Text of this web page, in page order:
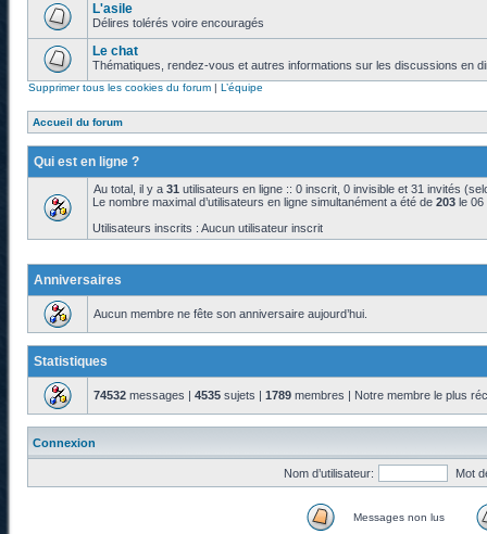
L'asile
Délires tolérés voire encouragés
Le chat
Thématiques, rendez-vous et autres informations sur les discussions en
Supprimer tous les cookies du forum | L’équipe
Accueil du forum
Qui est en ligne ?
Au total, il y a 31 utilisateurs en ligne :: 0 inscrit, 0 invisible et 31 invités
Le nombre maximal d’utilisateurs en ligne simultanément a été de 203 le 06
Utilisateurs inscrits : Aucun utilisateur inscrit
Anniversaires
Aucun membre ne fête son anniversaire aujourd’hui.
Statistiques
74532 messages | 4535 sujets | 1789 membres | Notre membre le plus
Connexion
Nom d’utilisateur: Mot
Messages non lus